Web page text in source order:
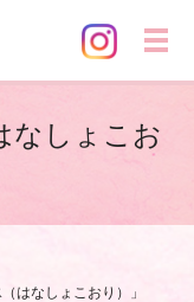
メ
なしょこお
はなしょこおり）」